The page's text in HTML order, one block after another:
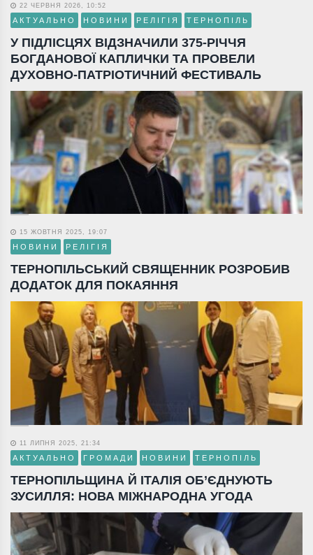
22 ЧЕРВНЯ 2026, 10:52
АКТУАЛЬНО НОВИНИ РЕЛІГІЯ ТЕРНОПІЛЬ
У ПІДЛІСЦЯХ ВІДЗНАЧИЛИ 375-РІЧЧЯ
БОГДАНОВОЇ КАПЛИЧКИ ТА ПРОВЕЛИ
ДУХОВНО-ПАТРІОТИЧНИЙ ФЕСТИВАЛЬ
15 ЖОВТНЯ 2025, 19:07
НОВИНИ РЕЛІГІЯ
ТЕРНОПІЛЬСЬКИЙ СВЯЩЕННИК РОЗРОБИВ
ДОДАТОК ДЛЯ ПОКАЯННЯ
11 ЛИПНЯ 2025, 21:34
АКТУАЛЬНО ГРОМАДИ НОВИНИ ТЕРНОПІЛЬ
ТЕРНОПІЛЬЩИНА Й ІТАЛІЯ ОБ’ЄДНУЮТЬ
ЗУСИЛЛЯ: НОВА МІЖНАРОДНА УГОДА